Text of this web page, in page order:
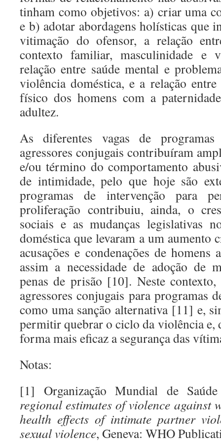
tinham como objetivos: a) criar uma
e b) adotar abordagens holísticas que
vitimação do ofensor, a relação
contexto familiar, masculinidade e
relação entre saúde mental e
violência doméstica, e a relação
físico dos homens com a
adultez.
As diferentes vagas de
agressores conjugais contribuíram
e/ou término do comportamento
de intimidade, pelo que hoje são
programas de intervenção para
proliferação contribuiu, ainda, o
sociais e as mudanças legislativas
doméstica que levaram a um aumento
acusações e condenações de
assim a necessidade de adoção de
penas de prisão [10]. Neste
agressores conjugais para programas
como uma sanção alternativa [11] e,
permitir quebrar o ciclo da violência e,
forma mais eficaz a segurança das
Notas:
[1] Organização Mundial de
regional estimates of violence against
health effects of intimate partner
sexual violence, Geneva: WHO